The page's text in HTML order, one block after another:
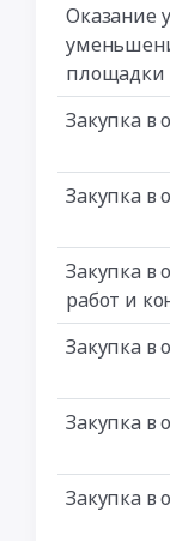
Оказание
площадки
Закупка в
Закупка в
Закупка в
работ и
Закупка в
Закупка в
Закупка в